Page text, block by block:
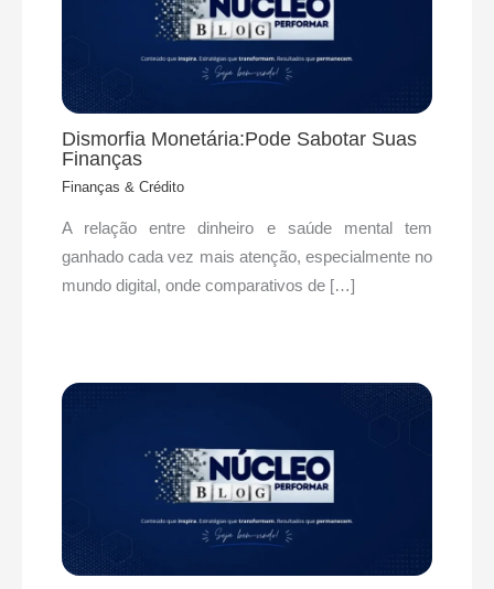
Dismorfia Monetária:Pode Sabotar Suas
Finanças
Finanças & Crédito
A relação entre dinheiro e saúde mental tem
ganhado cada vez mais atenção, especialmente no
mundo digital, onde comparativos de […]